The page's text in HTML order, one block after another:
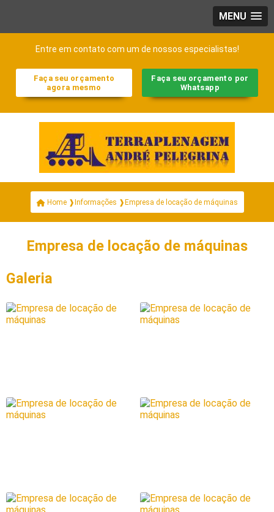
MENU
Entre em contato com um de nossos especialistas!
Faça seu orçamento
agora mesmo
Faça seu orçamento por
Whatsapp
Home ❱ Informações ❱ Empresa de locação de máquinas
Empresa de locação de máquinas
Galeria